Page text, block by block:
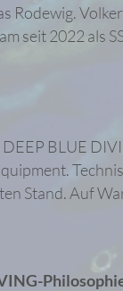
Rodewig.
seit 2022 als
BLUE
Stand. Auf